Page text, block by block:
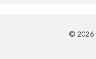
© 2026